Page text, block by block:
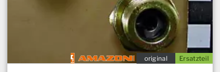
Ersatzteil
original